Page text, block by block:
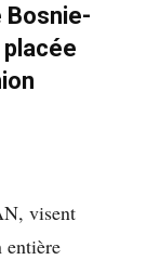
Bosnie-
visent
entière